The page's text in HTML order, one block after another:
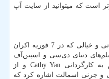
است که میتوانید از سایت آپ
فیلم پرندگان شکاری فیلمی قهرمانی و خیالی که در 7 فوریه اکران
دنیای دی‌سی و اسپین‌آف
کارگردانی Cathy Yan و از
و جرنی اسمالت اشاره کرد که